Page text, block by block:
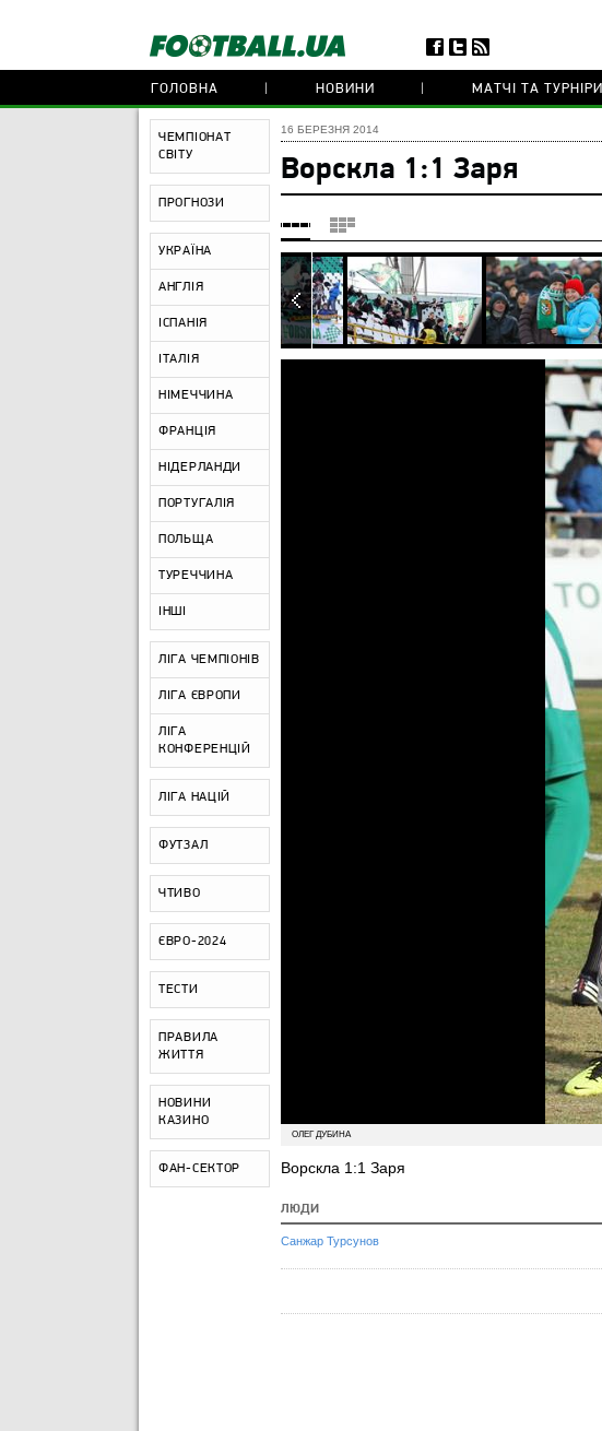
ГОЛОВНА НОВИНИ МАТЧІ ТА ТУРНІРИ
ЧЕМПІОНАТ
СВІТУ
ПРОГНОЗИ
УКРАЇНА
АНГЛІЯ
ІСПАНІЯ
ІТАЛІЯ
НІМЕЧЧИНА
ФРАНЦІЯ
НІДЕРЛАНДИ
ПОРТУГАЛІЯ
ПОЛЬЩА
ТУРЕЧЧИНА
ІНШІ
ЛІГА ЧЕМПІОНІВ
ЛІГА ЄВРОПИ
ЛІГА
КОНФЕРЕНЦІЙ
ЛІГА НАЦІЙ
ФУТЗАЛ
ЧТИВО
ЄВРО-2024
ТЕСТИ
ПРАВИЛА
ЖИТТЯ
НОВИНИ
КАЗИНО
ФАН-СЕКТОР
16 БЕРЕЗНЯ 2014
Ворскла 1:1 Заря
ОЛЕГ ДУБИНА
Ворскла 1:1 Заря
ЛЮДИ
Санжар Турсунов